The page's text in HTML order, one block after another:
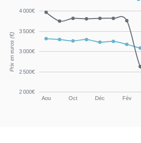
Aou Oct Déc Fév
2 000€
2 500€
3 000€
3 500€
4 000€
Prix en euros (€)